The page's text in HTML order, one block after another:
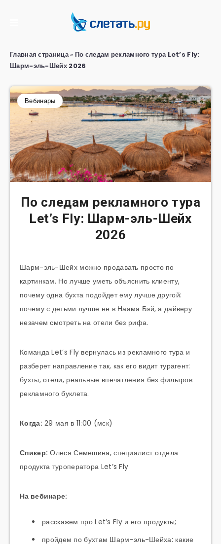
Главная страница» По следам рекламного тура Let’s Fly:
Шарм-эль-Шейх 2026
Вебинары
По следам рекламного тура
Let’s Fly: Шарм-эль-Шейх
2026
Шарм-эль-Шейх можно продавать просто по
картинкам. Но лучше уметь объяснить клиенту,
почему одна бухта подойдет ему лучше другой:
почему с детьми лучше не в Наама Бэй, а дайверу
незачем смотреть на отели без рифа.
Команда Let’s Fly вернулась из рекламного тура и
разберет направление так, как его видит турагент:
бухты, отели, реальные впечатления без фильтров
рекламного буклета.
Когда: 29 мая в 11:00 (мск)
Спикер: Олеся Семешина, специалист отдела
продукта туроператора Let’s Fly
На вебинаре:
расскажем про Let’s Fly и его продукты;
пройдем по бухтам Шарм-эль-Шейха: какие